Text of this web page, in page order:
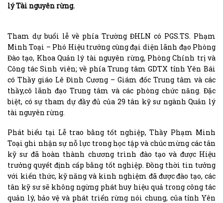
lý Tài nguyên rừng.
Tham dự buổi lễ về phía Trường ĐHLN có PGS.TS. Phạm
Minh Toại – Phó Hiệu trưởng cùng đại diện lãnh đạo Phòng
Đào tạo, Khoa Quản lý tài nguyên rừng, Phòng Chính trị và
Công tác Sinh viên; về phía Trung tâm GDTX tỉnh Yên Bái
có Thầy giáo Lê Đình Cương – Giám đốc Trung tâm và các
thầy,cô lãnh đạo Trung tâm và các phòng chức năng. Đặc
biệt, có sự tham dự đầy đủ của 29 tân kỹ sư ngành Quản lý
tài nguyên rừng.
Phát biểu tại Lễ trao bằng tốt nghiệp, Thầy Phạm Minh
Toại ghi nhận sự nỗ lực trong học tập và chúc mừng các tân
kỹ sư đã hoàn thành chương trình đào tạo và được Hiệu
trưởng quyết định cấp bằng tốt nghiệp. Đồng thời tin tưởng
với kiến thức, kỹ năng và kinh nghiệm đã được đào tạo, các
tân kỹ sư sẽ không ngừng phát huy hiệu quả trong công tác
quản lý, bảo vệ và phát triển rừng nói chung, của tỉnh Yên